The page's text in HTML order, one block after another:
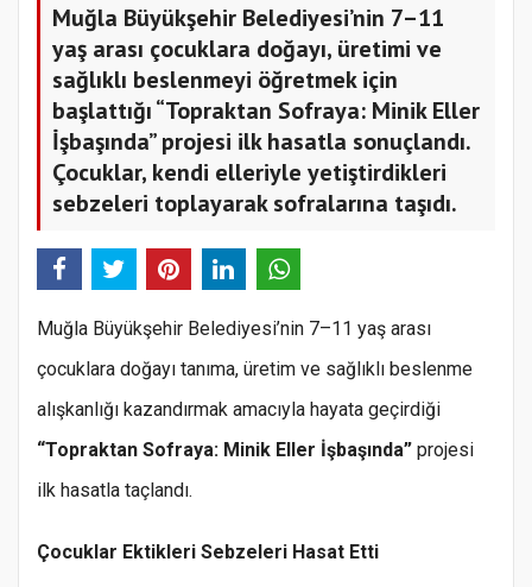
Muğla Büyükşehir Belediyesi’nin 7–11
yaş arası çocuklara doğayı, üretimi ve
sağlıklı beslenmeyi öğretmek için
başlattığı “Topraktan Sofraya: Minik Eller
İşbaşında” projesi ilk hasatla sonuçlandı.
Çocuklar, kendi elleriyle yetiştirdikleri
sebzeleri toplayarak sofralarına taşıdı.
Muğla Büyükşehir Belediyesi’nin 7–11 yaş arası
çocuklara doğayı tanıma, üretim ve sağlıklı beslenme
alışkanlığı kazandırmak amacıyla hayata geçirdiği
“Topraktan Sofraya: Minik Eller İşbaşında” projesi
ilk hasatla taçlandı.
Çocuklar Ektikleri Sebzeleri Hasat Etti